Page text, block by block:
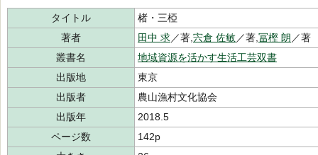
タイトル
楮・三椏
著者
田中 求／著, 宍倉 佐敏／著, 冨樫 朗 ／著
叢書名
地域資源を活かす生活工芸双書
出版地
東京
出版者
農山漁村文化協会
出版年
2018.5
ページ数
142p